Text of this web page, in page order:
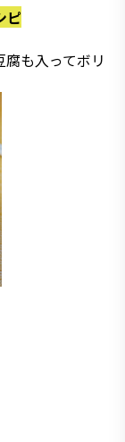
ピ
も入ってボリ